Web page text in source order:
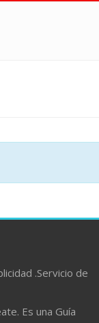
.Servicio de
Es una Guía